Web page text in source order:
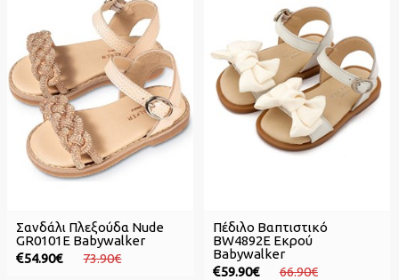
Σανδάλι Πλεξούδα Nude
GR0101E Babywalker
54.90€
73.90€
Πέδιλο Βαπτιστικό
BW4892E Εκρού
Babywalker
59.90€
66.90€